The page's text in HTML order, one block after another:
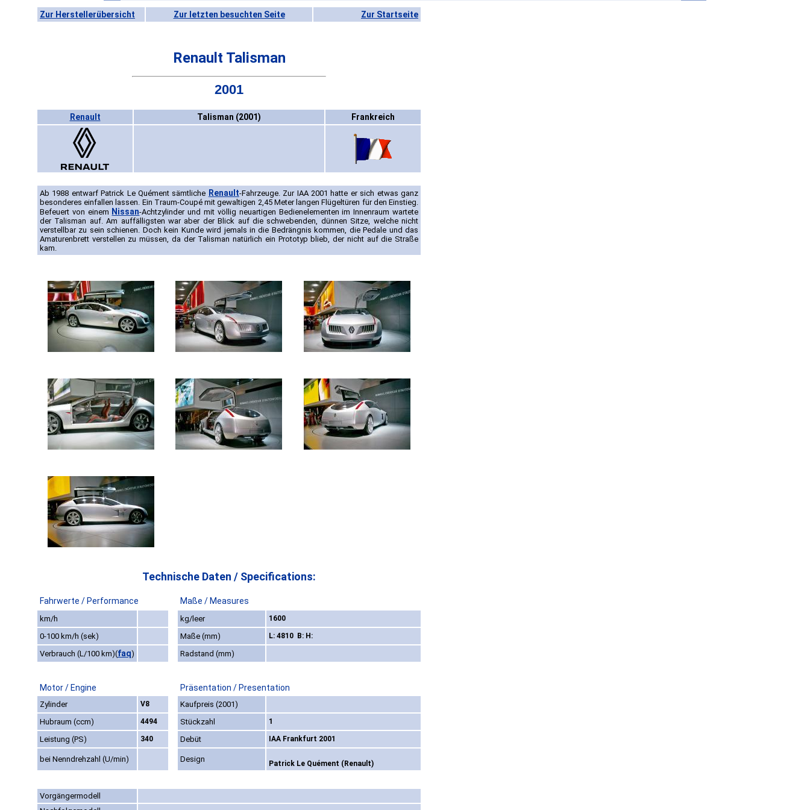
Zur Herstellerübersicht Zur letzten besuchten Seite Zur Startseite
Renault Talisman
2001
Renault Talisman (2001) Frankreich
Ab 1988 entwarf Patrick Le Quément sämtliche Renault-Fahrzeuge. Zur IAA 2001 hatte er sich etwas ganz
besonderes einfallen lassen. Ein Traum-Coupé mit gewaltigen 2,45 Meter langen Flügeltüren für den Einstieg.
Befeuert von einem Nissan-Achtzylinder und mit völlig neuartigen Bedienelementen im Innenraum wartete
der Talisman auf. Am auffälligsten war aber der Blick auf die schwebenden, dünnen Sitze, welche nicht
verstellbar zu sein schienen. Doch kein Kunde wird jemals in die Bedrängnis kommen, die Pedale und das
Amaturenbrett verstellen zu müssen, da der Talisman natürlich ein Prototyp blieb, der nicht auf die Straße
kam.
Technische Daten / Specifications:
Fahrwerte / Performance Maße / Measures
km/h kg/leer 1600
0-100 km/h (sek) Maße (mm) L: 4810 B: H:
Verbrauch (L/100 km)(faq) Radstand (mm)
Motor / Engine Präsentation / Presentation
Zylinder V8
Kaufpreis (2001)
Hubraum (ccm)
4494 Stückzahl 1
Leistung (PS) 340 Debüt IAA Frankfurt 2001
bei Nenndrehzahl (U/min) Design Patrick Le Quément (Renault)
Vorgängermodell